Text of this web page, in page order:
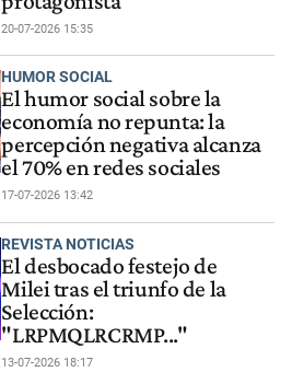
20-07-2026 15:35
HUMOR SOCIAL
El humor social sobre la
economía no repunta: la
percepción negativa alcanza
el 70% en redes sociales
17-07-2026 13:42
REVISTA NOTICIAS
El desbocado festejo de
Milei tras el triunfo de la
Selección:
"LRPMQLRCRMP..."
13-07-2026 18:17